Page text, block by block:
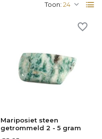
Toon:
Mariposiet steen
getrommeld 2 - 5 gram